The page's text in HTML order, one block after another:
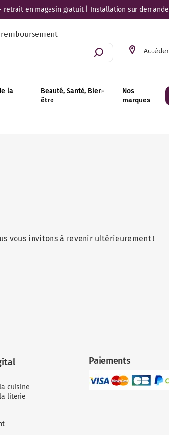
en magasin gratuit | Installation sur demande
la
Beauté, Santé, Bien-
être
Nos
marques
vous invitons à revenir ultérieurement !
cuisine
literie
Paiements